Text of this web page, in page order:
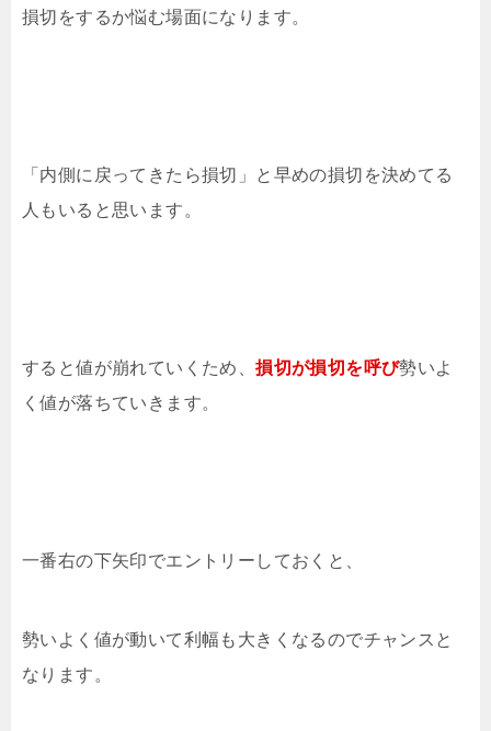
損切をするか悩む場面になります。
「内側に戻ってきたら損切」と早めの損切を決めてる
人もいると思います。
すると値が崩れていくため、損切が損切を呼び勢いよ
く値が落ちていきます。
一番右の下矢印でエントリーしておくと、
勢いよく値が動いて利幅も大きくなるのでチャンスと
なります。